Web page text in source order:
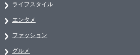
ライフスタイル
エンタメ
ファッション
グルメ